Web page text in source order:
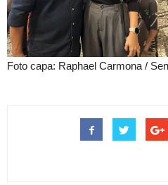
Foto capa: Raphael Carmona /